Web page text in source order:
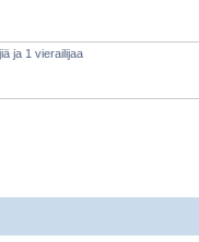
ja 1 vierailijaa